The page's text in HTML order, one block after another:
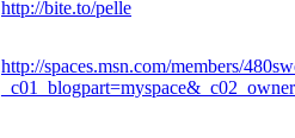
http://bite.to/pelle
http://spaces.msn.com/members/